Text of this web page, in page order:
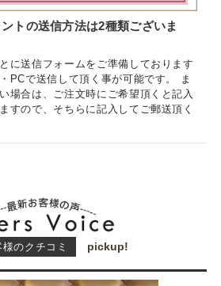
トの送信方法は2種類ございま
に送信フォームをご準備しております
PCで送信して頂く事が可能です。 ま
場合は、ご注文時にご希望頂くと記入
すので、そちらに記入してご郵送頂く
様のクチコミ pickup!